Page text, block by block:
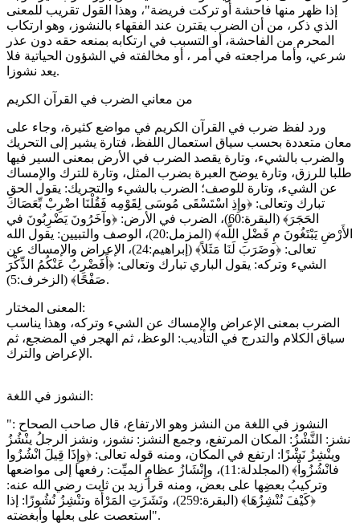
إذا ظهر منها فاحشة أو تركت فريضة"، وهذا القول تقريب للمعنى
الذي ذكر، من أن الضرب يقترن عند الفقهاء بالنشوز، وهو ارتكاب
المحرم من الفاحشة، أو التسبب في ارتكابه بمنعه حقه دون عذر
شرعي، وأما مراجعته في أمر ، أو مخالفته في الشؤون الحياتية فلا
يعد نشوزا.
من معاني الضرب في القرآن الكريم
ورد لفظ ضرب في القرآن الكريم في مواضع كثيرة، وجاء على
معان متعددة بحسب سياق استعمال اللفظ، فتارة يشير إلى التحريك
والضرب بالشيء، وتارة يقصد الضرب في الأرض بمعنى السير فيها
طلبا للرزق، وتارة يوضح العبرة بضرب المثل، وتارة للترك والإمساك
عن الشيء، وتارة للوصف؛ الضرب بالشيء والتحريك: يقول الحق
تبارك وتعالى: ﴿وإِذِ اسْتَسْقَى مُوسَى لِقَوْمِه فَقُلْنَا اضْرِبْ بِّعَصَاكَ
الحَجَرَ﴾ (البقرة:60)، الضرب في الأرض: ﴿وآخَرُونَ يَضْرِبُونَ في
الأَرْضِ يَبْتَغُونَ مِ فَضْلِ اللَّه﴾ (المزمل:20)، الوصف والتبيين: يقول الله
تعالى: ﴿وضَرَبَ لَنَا مَثَلاً﴾ (إبراهيم:24)، الإعراض والإمساك عن
الشيء وتركه: يقول الباري تبارك وتعالى: ﴿أَفَضْرِبُ عَنْكُمُ الذِّكْرَ
صَفْحًا﴾ (الزخرف:5).
المعنى المختار:
الضرب بمعنى الإعراض والإمساك عن الشيء وتركه، وهذا يناسب
سياق الكلام والتدرج في التأديب: الوعظ، ثم الهجر في المضجع، ثم
الإعراض والترك.
النشوز في اللغة:
النشوز في اللغة من النشز وهو الارتفاع، قال صاحب الصحاح :"
نشز: النَّشْزُ: المكان المرتفع، وجمع النشز: نشوز، ونشز الرجلُ ينْشُزُ
وينْشِزُ نَشْزًا: ارتفع في المكان، ومنه قوله تعالى: ﴿وإِذَا قِيلَ انْشُزُوا
فانْشُزُواْ﴾ (المجلدلة:11)، وإِنْشَازُ عظامِ الميِّت: رفعها إلى مواضعها
وتركيبُ بعضِها على بعض، ومنه قرأ زيد بن ثابت رضي الله عنه:
﴿كَيْفَ نُنْشِزُهَا﴾ (البقرة:259)، ونَشَزَتِ المَرْأَة وتنْشِزُ نُشُوزًا: إذا
استعصت على بعلها وأبغضته".